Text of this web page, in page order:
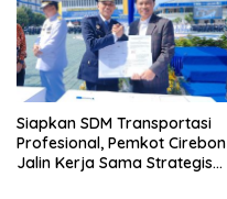
Siapkan SDM Transportasi
Profesional, Pemkot Cirebon
Jalin Kerja Sama Strategis